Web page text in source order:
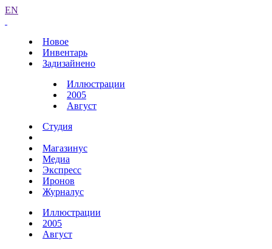
EN
Новое
Инвентарь
Задизайнено
Иллюстрации
2005
Август
Студия
Магазинус
Медиа
Экспресс
Иронов
Журналус
Иллюстрации
2005
Август